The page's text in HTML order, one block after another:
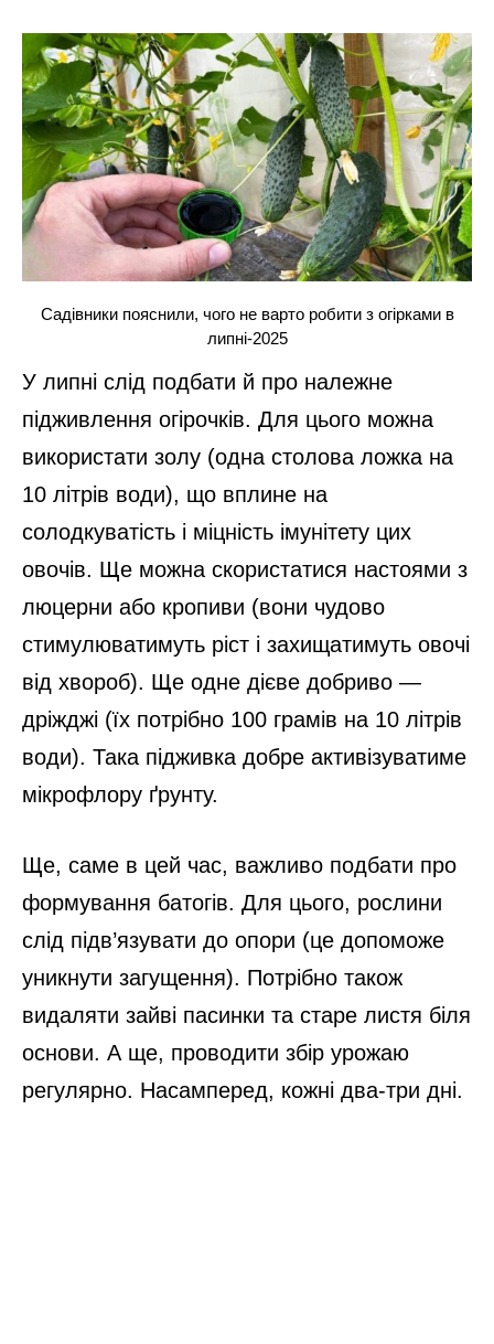
Садівники пояснили, чого не варто робити з огірками в
липні-2025
У липні слід подбати й про належне
підживлення огірочків. Для цього можна
використати золу (одна столова ложка на
10 літрів води), що вплине на
солодкуватість і міцність імунітету цих
овочів. Ще можна скористатися настоями з
люцерни або кропиви (вони чудово
стимулюватимуть ріст і захищатимуть овочі
від хвороб). Ще одне дієве добриво —
дріжджі (їх потрібно 100 грамів на 10 літрів
води). Така підживка добре активізуватиме
мікрофлору ґрунту.
Ще, саме в цей час, важливо подбати про
формування батогів. Для цього, рослини
слід підв’язувати до опори (це допоможе
уникнути загущення). Потрібно також
видаляти зайві пасинки та старе листя біля
основи. А ще, проводити збір урожаю
регулярно. Насамперед, кожні два-три дні.